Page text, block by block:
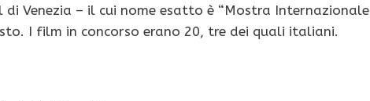
Venezia – il cui nome esatto è “Mostra Internazionale
I film in concorso erano 20, tre dei quali italiani.